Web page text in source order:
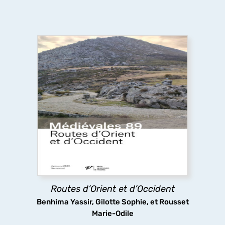
Routes d’Orient et d’Occident
Benhima Yassir, Gilotte Sophie, et Rousset
Marie-Odile
Routes d’Orient et d’Occident
Pèlerins, marchands et autres voyageurs
sillonnent les routes médiévales, y compris dans
des espaces inhospitaliers, ignorant sans doute
que les infrastructures routières qu’ils
découvrir